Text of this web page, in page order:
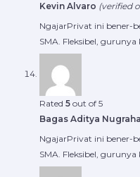
Kevin Alvaro (verified
NgajarPrivat ini bener-
SMA. Fleksibel,
Rated 5 out of 5
Bagas Aditya Nugraha
NgajarPrivat ini bener-
SMA. Fleksibel,